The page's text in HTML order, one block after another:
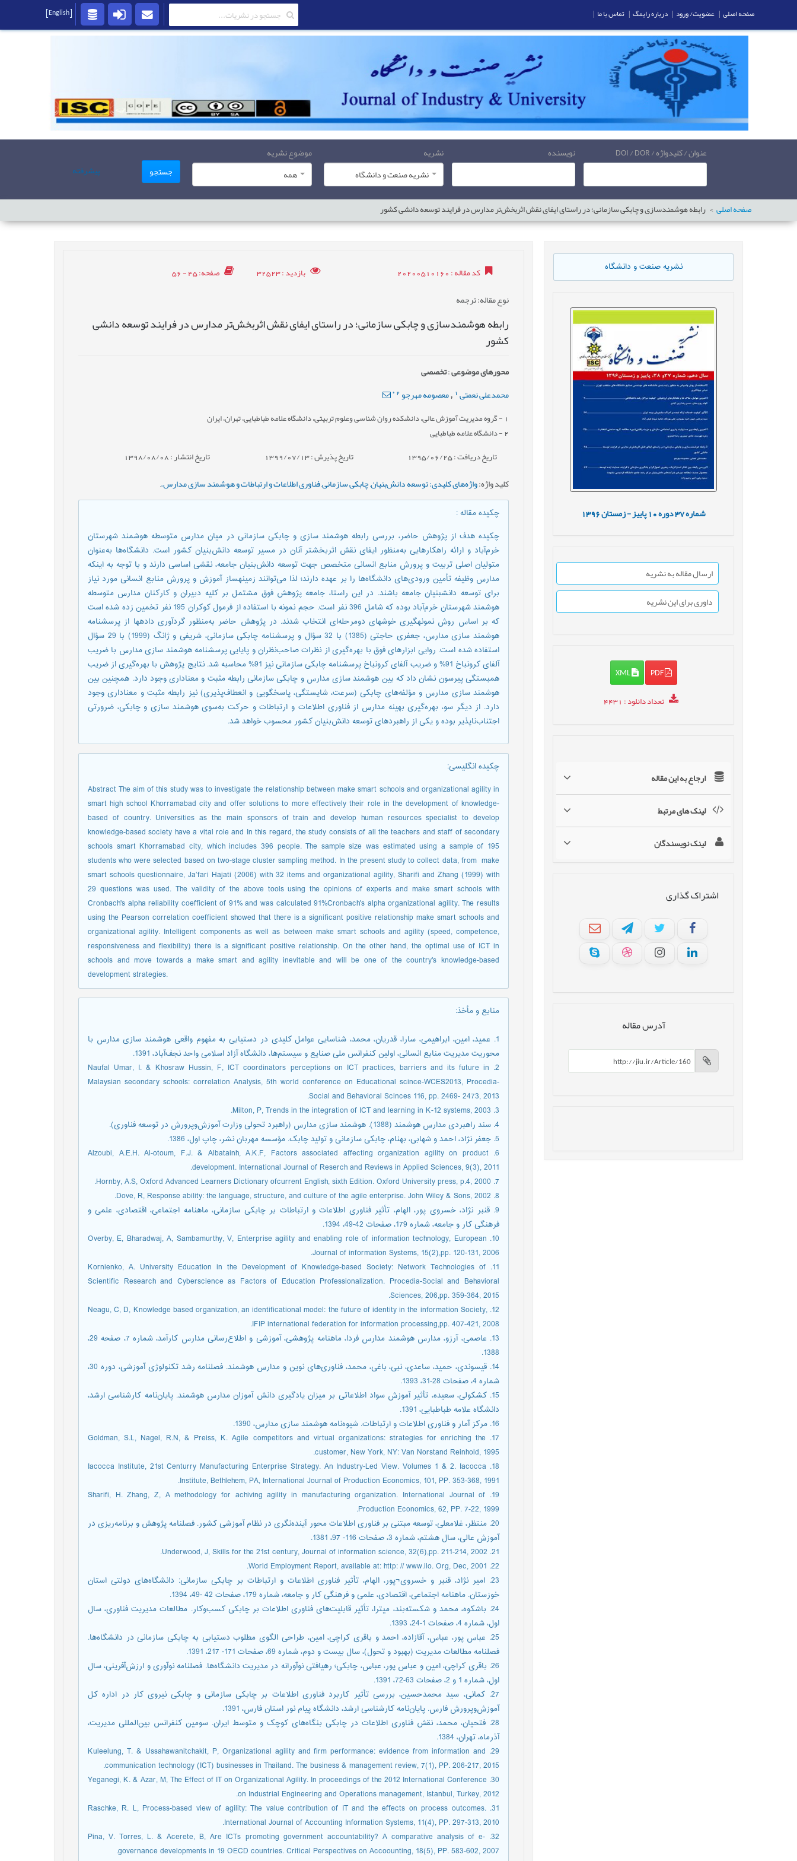
عنوان / کلیدواژه / DOI / DOR نویسنده
نشریه
نشریه صنعت و دانشگاه
موضوع نشریه
همه
جستجو پیشرفته
صفحه اصلی رابطه هوشمندسازی و چابکی سازمانی؛ در راستای ایفای نقش اثربخش‌تر‌‌ مدارس در فرایند توسعه دانشی کشور
نشریه صنعت و دانشگاه
شماره دوره پاییز - زمستان1396
ارسال مقاله به نشریه
داوری برای این نشریه
PDF
XML
تعداد دانلود: 4431
ارجاع به این مقاله
لینک های مرتبط
لینک نویسندگان
اشتراک گذاری
آدرس مقاله
کد مقاله: 20200510160 بازدید: 32523 صفحه: 45 - 56
نوع مقاله: ترجمه
رابطه هوشمندسازی و چابکی سازمانی؛ در راستای ایفای نقش اثربخش‌تر‌‌ مدارس در فرایند توسعه دانشی
کشور
محورهای موضوعی:تخصصی
محمدعلی نعمتی 1
,معصومه مهرجو2
*
1 - گروه مدیریت آموزش عالی، دانشکده روان شناسی وعلوم تربیتی، دانشگاه علامه طباطبایی، تهران، ایران
2- دانشگاه علامه طباطبایی
تاریخ دریافت : 1395/06/25 تاریخ پذیرش : 1399/07/13 تاریخ انتشار : 1398/08/08
کلید واژه:واژه‌های کلیدی: توسعه دانش‌بنیان,چابکی سازمانی,فناوری اطلاعات و ارتباطات و هوشمند سازی مدارس.,
چکیده مقاله:
چکیده هدف از پژوهش حاضر، بررسی رابطه هوشمند سازی و چابکی سازمانی در میان مدارس متوسطه هوشمند شهرستان
خرم‌آباد و ارائه راهکارهایی به‌منظور ایفای نقش اثربخش­تر آنان در مسیر توسعه دانش‌بنیان کشور است. دانشگاه‌ها به‌عنوان
متولیان اصلی تربیت و پرورش منابع انسانی متخصص جهت توسعه دانش‌بنیان جامعه، نقشی اساسی دارند و با توجه به اینکه
مدارس وظیفه تأمین ورودی‌های دانشگاه‌ها را بر عهده دارند؛ لذا می‌توانند زمینه­ساز آموزش و پرورش منابع انسانی مورد نیاز
برای توسعه دانش­بنیان جامعه باشند. در این راستا، جامعه پژوهش فوق مشتمل بر کلیه دبیران و کارکنان مدارس متوسطه
هوشمند شهرستان خرم‌آباد بوده که شامل 396 نفر است. حجم نمونه با استفاده از فرمول کوکران 195 نفر تخمین زده شده است
که بر اساس روش نمونه­گیری خوشه­ای دومرحله‌ای انتخاب شدند. در پژوهش حاضر به‌منظور گردآوری داده­ها از پرسشنامه
هوشمند سازی مدارس، جعفری حاجتی (1385) با 32 سؤال و پرسشنامه چابکی سازمانی، شریفی و ژانگ (1999) با 29 سؤال
استفاده شده است. روایی ابزارهای فوق با بهره‌گیری از نظرات صاحب‌نظران و پایایی پرسشنامه هوشمند سازی مدارس با ضریب
آلفای کرونباخ 91% و ضریب آلفای کرونباخ پرسشنامه چابکی سازمانی نیز 91% محاسبه شد. نتایج پژوهش با بهره‌گیری از ضریب
همبستگی پیرسون نشان داد که بین هوشمند سازی مدارس و چابکی سازمانی رابطه مثبت و معناداری وجود دارد. همچنین بین
هوشمند سازی مدارس و مؤلفه‌های چابکی (سرعت، شایستگی، پاسخگویی و انعطاف‌پذیری) نیز رابطه مثبت و معناداری وجود
دارد. از دیگر سو، بهره‌گیری بهینه مدارس از فناوری اطلاعات و ارتباطات و حرکت به‌سوی هوشمند سازی و چابکی، ضرورتی
اجتناب‌ناپذیر بوده و یکی از راهبردهای توسعه دانش‌بنیان کشور محسوب خواهد شد.
چکیده انگلیسی:
Abstract The aim of this study was to investigate the relationship between make smart schools and organizational agility in
smart high school Khorramabad city and offer solutions to more effectively their role in the development of knowledge-
based of country. Universities as the main sponsors of train and develop human resources specialist to develop
knowledge-based society have a vital role and In this regard, the study consists of all the teachers and staff of secondary
schools smart Khorramabad city, which includes 396 people. The sample size was estimated using a sample of 195
students who were selected based on two-stage cluster sampling method. In the present study to collect data, from make
smart schools questionnaire, Ja’fari Hajati (2006) with 32 items and organizational agility, Sharifi and Zhang (1999) with
29 questions was used. The validity of the above tools using the opinions of experts and make smart schools with
Cronbach's alpha reliability coefficient of 91% and was calculated 91%Cronbach's alpha organizational agility. The results
using the Pearson correlation coefficient showed that there is a significant positive relationship make smart schools and
organizational agility. Intelligent components as well as between make smart schools and agility (speed, competence,
responsiveness and flexibility) there is a significant positive relationship. On the other hand, the optimal use of ICT in
schools and move towards a make smart and agility inevitable and will be one of the country's knowledge-based
development strategies.
منابع و مأخذ:
1. عمید، امین، ابراهیمی، سارا، قدریان، محمد، شناسایی عوامل کلیدی در دستیابی به مفهوم واقعی هوشمند سازی مدارس با
محوریت مدیریت منابع انسانی، اولین کنفرانس ملی صنایع و سیستم‌ها، دانشگاه آزاد اسلامی واحد نجف‌آباد، 1391.
2. Naufal Umar, I. & Khosraw Hussin, F, ICT coordinators perceptions on ICT practices, barriers and its future in
Malaysian secondary schools: correlation Analysis, 5th world conference on Educational scince-WCES2013, Procedia-
Social and Behavioral Scinces 116, pp. 2469- 2473, 2013.
3. Milton, P, Trends in the integration of ICT and learning in K-12 systems, 2003.
4. سند راهبردی مدارس هوشمند (1388). هوشمند سازی مدارس (راهبرد تحولی وزارت آموزش‌وپرورش در توسعه فناوری).
5. جعفر نژاد، احمد و شهابی، بهنام، چابکی سازمانی و تولید چابک. مؤسسه مهربان نشر، چاپ اول، 1386.
6. Alzoubi, A.E.H. Al-otoum, F.J. & Albatainh, A.K.F, Factors associated affecting organization agility on product
development. International Journal of Reserch and Reviews in Applied Sciences, 9(3), 2011.
7. Hornby, A.S, Oxford Advanced Learners Dictionary ofcurrent English, sixth Edition. Oxford University press, p.4, 2000.
8. Dove, R, Response ability: the language, structure, and culture of the agile enterprise. John Wiley & Sons, 2002.
9. قنبر نژاد، خسروی پور، الهام، تأثیر فناوری اطلاعات و ارتباطات بر چابکی سازمانی، ماهنامه اجتماعی، اقتصادی، علمی و
فرهنگی کار و جامعه، شماره 179، صفحات 42-49، 1394.
10. Overby, E, Bharadwaj, A, Sambamurthy, V, Enterprise agility and enabling role of information technology, European
Journal of information Systems, 15(2),pp. 120-131, 2006.
11. Kornienko, A. University Education in the Development of Knowledge-based Society: Network Technologies of
Scientific Research and Cyberscience as Factors of Education Professionalization. Procedia-Social and Behavioral
Sciences, 206,pp. 359-364, 2015.
12. Neagu, C, D, Knowledge based organization, an identificational model: the future of identity in the information Society,
IFIP international federation for information processing,pp. 407-421, 2008.
13. عاصمی، آرزو، مدارس هوشمند مدارس فردا، ماهنامه پژوهشی، آموزشی و اطلاع‌رسانی مدارس کارآمد، شماره 7، صفحه 29،
1388.
14. قیسوندی، حمید، ساعدی، نبی، باغی، محمد، فناوری‌های نوین و مدارس هوشمند. فصلنامه رشد تکنولوژی آموزشی، دوره 30،
شماره 4، صفحات 28-31، 1393.
15. کشکولی، سعیده، تأثیر آموزش سواد اطلاعاتی بر میزان یادگیری دانش آموزان مدارس هوشمند. پایان‌نامه کارشناسی ارشد،
دانشگاه علامه طباطبایی، 1391.
16. مرکز آمار و فناوری اطلاعات و ارتباطات. شیوه‌نامه هوشمند سازی مدارس، 1390.
17. Goldman, S.L, Nagel, R.N, & Preiss, K. Agile competitors and virtual organizations: strategies for enriching the
customer, New York, NY: Van Norstand Reinhold, 1995.
18. Iacocca Institute, 21st Centurry Manufacturing Enterprise Strategy. An Industry-Led View. Volumes 1 & 2. Iacocca
Institute, Bethlehem, PA, International Journal of Production Economics, 101, PP. 353-368, 1991.
19. Sharifi, H. Zhang, Z, A methodology for achiving agility in manufacturing organization. International Journal of
Production Economics, 62, PP. 7-22, 1999.
20. منتظر، غلامعلی، توسعه مبتنی بر فناوری اطلاعات محور آینده‌نگری در نظام آموزشی کشور. فصلنامه پژوهش و برنامه‌ریزی در
آموزش عالی، سال هشتم، شماره 3، صفحات 116- 97، 1381.
21. Underwood, J, Skills for the 21st century, Journal of information science, 32(6),pp. 211-214, 2002.
22. World Employment Report, available at: http: // www.ilo. Org, Dec, 2001.
23. امیر نژاد، قنبر و خسروی¬پور، الهام، تأثیر فناوری اطلاعات و ارتباطات بر چابکی سازمانی: دانشگاه‌های دولتی استان
خوزستان. ماهنامه اجتماعی، اقتصادی، علمی و فرهنگی کار و جامعه، شماره 179، صفحات 42 -49، 1394.
24. باشکوه، محمد و شکسته‌بند، میترا، تأثیر قابلیت‌های فناوری اطلاعات بر چابکی کسب‌وکار. مطالعات مدیریت فناوری، سال
اول، شماره 4، صفحات 1-24، 1393.
25. عباس پور، عباس، آقازاده، احمد و باقری کراچی، امین، طراحی الگوی مطلوب دستیابی به چابکی سازمانی در دانشگاه‌ها.
فصلنامه مطالعات مدیریت (بهبود و تحول)، سال بیست و دوم، شماره 69، صفحات 171- 217، 1391.
26. باقری کراچی، امین و عباس پور، عباس، چابکی؛ رهیافتی نوآورانه در مدیریت دانشگاه‌ها. فصلنامه نوآوری و ارزش‌آفرینی، سال
اول، شماره 1 و 2، صفحات 63-72، 1391.
27. کمانی، سید محمدحسین، بررسی تأثیر کاربرد فناوری اطلاعات بر چابکی سازمانی و چابکی نیروی کار در اداره کل
آموزش‌وپرورش فارس. پایان‌نامه کارشناسی ارشد، دانشگاه پیام نور استان فارس، 1391.
28. فتحیان، محمد، نقش فناوری اطلاعات در چابکی بنگاه‌های کوچک و متوسط ایران. سومین کنفرانس بین‌المللی مدیریت،
آذرماه، تهران، 1384.
29. Kuleelung, T. & Ussahawanitchakit, P, Organizational agility and firm performance: evidence from information and
communication technology (ICT) businesses in Thailand. The business & management review, 7(1), PP. 206-217, 2015.
30. Yeganegi, K. & Azar, M, The Effect of IT on Organizational Agility. In proceedings of the 2012 International Conference
on Industrial Engineering and Operations management, Istanbul, Turkey, 2012.
31. Raschke, R. L, Process-based view of agility: The value contribution of IT and the effects on process outcomes.
International Journal of Accounting Information Systems, 11(4), PP. 297-313, 2010.
32. Pina, V. Torres, L. & Acerete, B, Are ICTs promoting government accountability? A comparative analysis of e-
governance developments in 19 OECD countries. Critical Perspectives on Accoounting, 18(5), PP. 583-602, 2007.
صفحه اصلی | عضویت/ ورود | درباره رایمگ | تماس با ما |
[English]